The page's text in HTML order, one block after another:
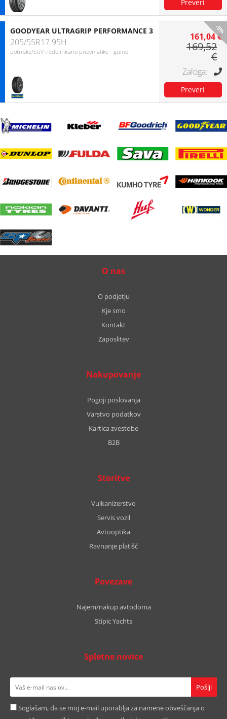
-5%
GOODYEAR ULTRAGRIP PERFORMANCE 3
205/55R17 95H
potniške/SUV nedefinirano pnevmatike - gume
161,04 €
169,52
€
O nas
O podjetju
Kje smo
Kontakt
Zaposlitev
Nakupovanje
Pogoji poslovanja
Varstvo podatkov
Kartica zvestobe
B2B
Storitve
Vulkanizerstvo
Servis vozil
Avtooptika
Ravnanje platišč
Povezave
Najem/nakup avtodoma
Stipic Yachts
Spletne novice
Soglašam, da se moj e-mail uporablja za namene obveščanja o